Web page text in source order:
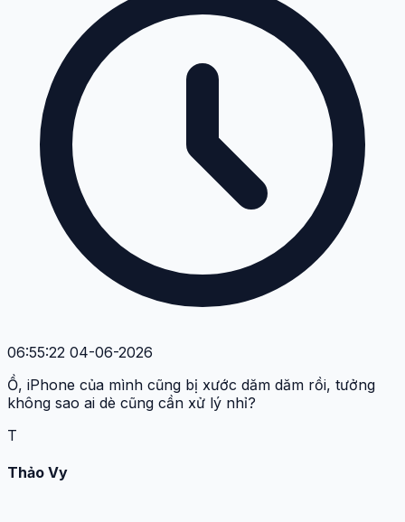
06:55:22 04-06-2026
Ồ, iPhone của mình cũng bị xước dăm dăm rồi, tưởng
không sao ai dè cũng cần xử lý nhỉ?
T
Thảo Vy